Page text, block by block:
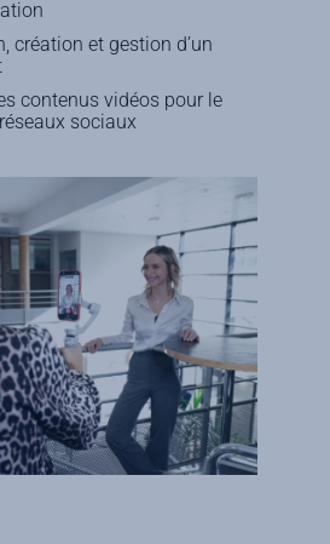
création et gestion d’un
contenus vidéos pour le
sociaux